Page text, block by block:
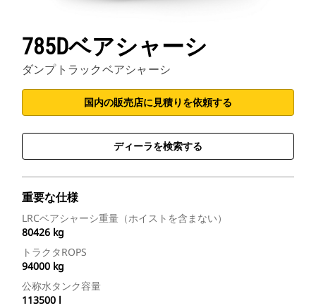
785Dベアシャーシ
ダンプトラックベアシャーシ
国内の販売店に見積りを依頼する
ディーラを検索する
重要な仕様
LRCベアシャーシ重量（ホイストを含まない）
80426 kg
トラクタROPS
94000 kg
公称水タンク容量
113500 l